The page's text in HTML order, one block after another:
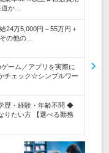
か…
24万5,000円～55万円＋
の他の…
ーム／アプリを実際に
チェック☆シンプルワー
歴・経験・年齢不問 ◆
りたい方 【選べる勤務